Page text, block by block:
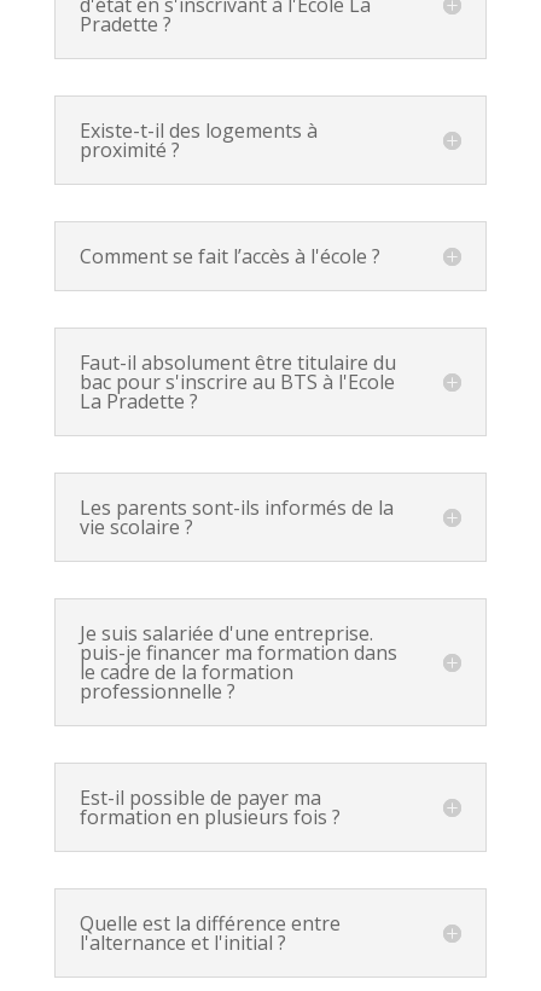
Pradette ?
Existe-t-il des logements à
proximité ?
Comment se fait l’accès à l'école ?
Faut-il absolument être titulaire du
bac pour s'inscrire au BTS à l'Ecole
La Pradette ?
Les parents sont-ils informés de la
vie scolaire ?
Je suis salariée d'une entreprise.
puis-je financer ma formation dans
le cadre de la formation
professionnelle ?
Est-il possible de payer ma
formation en plusieurs fois ?
Quelle est la différence entre
l'alternance et l'initial ?